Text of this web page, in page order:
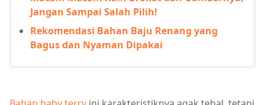
Jangan Sampai Salah Pilih!
Rekomendasi Bahan Baju Renang yang
Bagus dan Nyaman Dipakai